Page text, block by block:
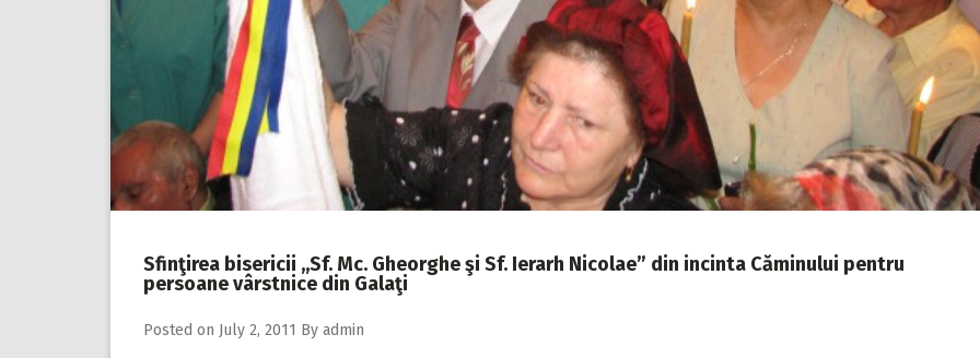
Sfinţirea bisericii ,,Sf. Mc. Gheorghe şi Sf. Ierarh Nicolae” din incinta Căminului pentru
persoane vârstnice din Galaţi
Posted on July 2, 2011 By admin